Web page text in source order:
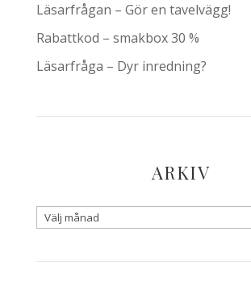
Läsarfrågan – Gör en tavelvägg!
Rabattkod – smakbox 30 %
Läsarfråga – Dyr inredning?
ARKIV